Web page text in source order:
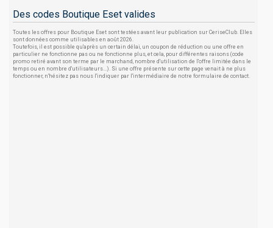
Des codes Boutique Eset valides
Toutes les offres pour Boutique Eset sont testées avant leur publication sur CeriseClub. Elles
sont données comme utilisables en août 2026.
Toutefois, il est possible qu'après un certain délai, un coupon de réduction ou une offre en
particulier ne fonctionne pas ou ne fonctionne plus, et cela, pour différentes raisons (code
promo retiré avant son terme par le marchand, nombre d'utilisation de l'offre limitée dans le
temps ou en nombre d'utilisateurs...). Si une offre présente sur cette page venait à ne plus
fonctionner, n'hésitez pas nous l'indiquer par l'intermédiaire de notre formulaire de contact.